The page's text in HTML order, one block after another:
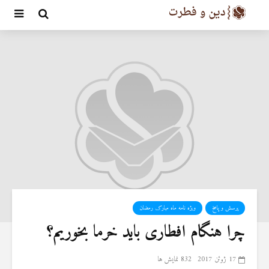
پرسش و پاسخ ویژه نامه ماه مبارک رمضان
چرا هنگام افطاری باید خرما بخوریم؟
17 ژوئن 2017 832 نمایش ها